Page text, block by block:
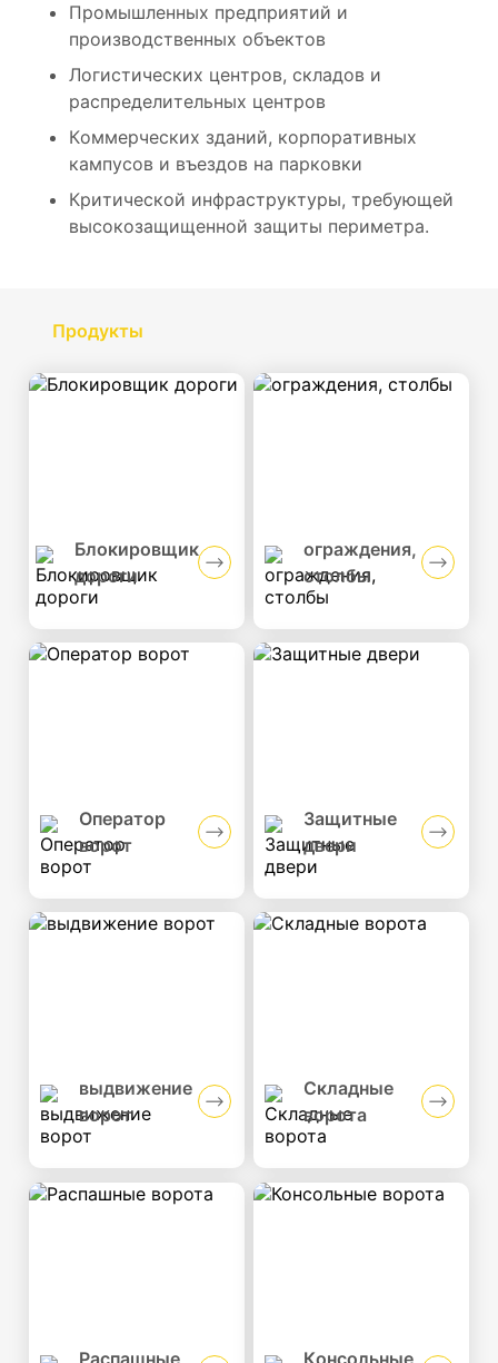
Промышленных предприятий и
производственных объектов
Логистических центров, складов и
распределительных центров
Коммерческих зданий, корпоративных
кампусов и въездов на парковки
Критической инфраструктуры, требующей
высокозащищенной защиты периметра.
Продукты
Ƃлокировщик
дороги
ограждения,
столбы
Оператор
ворот
Защитные
двери
выдвижение
ворот
Складные
ворота
Распашные Консольные